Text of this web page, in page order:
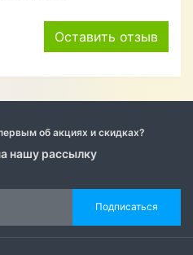
Оставить отзыв
об акциях и скидках?
нашу рассылку
Подписаться